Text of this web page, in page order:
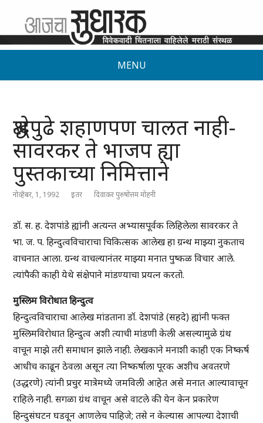
MENU
श्रद्धेपुढे शहाणपण चालत नाही-
सावरकर ते भाजप ह्या
पुस्तकाच्या निमित्ताने
नोव्हेंबर, 1, 1992 इतर दिवाकर पुरुषोत्तम मोहनी
डॉ. स. ह. देशपांडे ह्यांनी अत्यन्त अभ्यासपूर्वक लिहिलेला सावरकर ते
भा. ज. प. हिन्दुत्वविचाराचा चिकित्सक आलेख हा ग्रन्थ माझ्या नुकताच
वाचनात आला. ग्रन्थ वाचल्यानंतर माझ्या मनात पुष्कळ विचार आले.
त्यांपैकी काही येथे संक्षेपाने मांडण्याचा प्रयत्न करतो.
मुस्लिम विरोधात हिन्दुत्व
हिन्दुत्वविचाराचा आलेख मांडताना डॉ. देशपांडे (सहदे) ह्यांनी फक्त
मुस्लिमविरोधात हिन्दुत्व अशी त्याची मांडणी केली असल्यामुळे ग्रंथ
वाचून माझे तरी समाधान झाले नाही. लेखकाने मनाशी काही एक निष्कर्ष
आधीच काढून ठेवला असून त्या निष्कर्षाला पूरक अशीच अवतरणे
(उद्धरणे) त्यांनी प्रचुर मात्रेमध्ये जमविली आहेत असे मनात आल्यावाचून
राहिले नाही. सगळा ग्रंथ वाचून असे वाटले की येन केन प्रकारेण
हिन्दुसंघटन घडवून आणलेच पाहिजे; तसे न केल्यास आपल्या देशाची